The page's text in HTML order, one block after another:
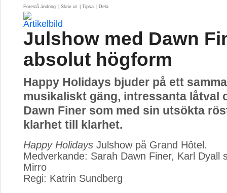
Föreslå ändring Skriv ut Tipsa Dela
Julshow med Dawn
absolut högform
Happy Holidays bjuder på ett
musikaliskt gäng, intressanta låtval
Dawn Finer som med sin utsökta
klarhet till klarhet.
Happy Holidays Julshow på Grand Hôtel.
Medverkande: Sarah Dawn Finer, Karl Dyall
Mirro
Regi: Katrin Sundberg